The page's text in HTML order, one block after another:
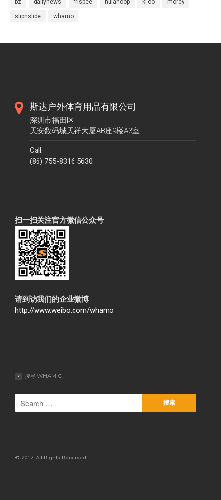
bz dailynews frisbee hulahoop kiloo morey
slipnslide whamo
斯达户外体育用品有限公司
深圳市福田区
天安数码城天祥大厦AB座9楼A3室
Call:
(86) 755-8316 5630
扫一扫关注官方微信公众号
请到访我们的企业微博
http://www.weibo.com/whamo
搜寻 WHAM-O!
© 2017. All Rights Reserved.